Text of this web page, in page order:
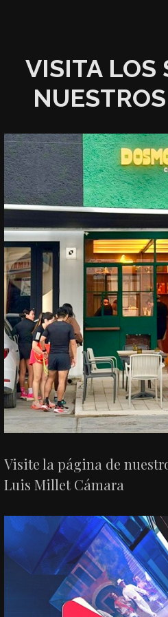
VISITA LOS
Visite la página de
Luis Millet Cámara